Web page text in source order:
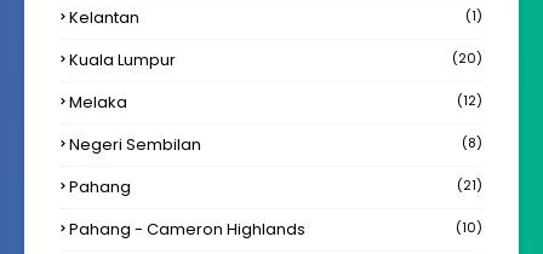
Kelantan (1)
Kuala Lumpur (20)
Melaka (12)
Negeri Sembilan (8)
Pahang (21)
Pahang - Cameron Highlands (10)